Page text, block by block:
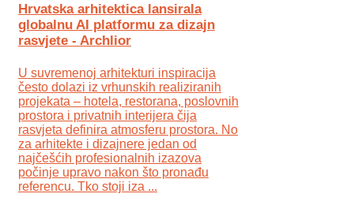
Hrvatska arhitektica lansirala
globalnu AI platformu za dizajn
rasvjete - Archlior
U suvremenoj arhitekturi inspiracija
često dolazi iz vrhunskih realiziranih
projekata – hotela, restorana, poslovnih
prostora i privatnih interijera čija
rasvjeta definira atmosferu prostora. No
za arhitekte i dizajnere jedan od
najčešćih profesionalnih izazova
počinje upravo nakon što pronađu
referencu. Tko stoji iza ...